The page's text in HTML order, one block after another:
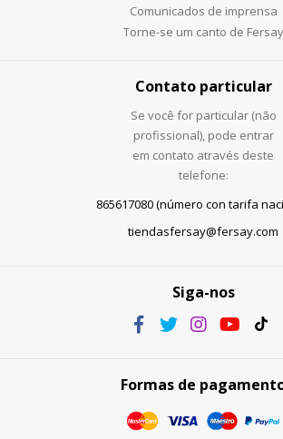
Comunicados de imprensa
Torne-se um canto de Fersay
Contato particular
Se você for particular (não
profissional), pode entrar
em contato através deste
telefone:
865617080 (número con tarifa
tiendasfersay@fersay.com
Siga-nos
Formas de